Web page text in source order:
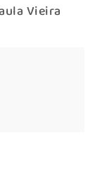
Vieira